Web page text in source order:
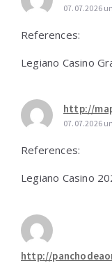
07.07.2026
References:
Legiano Casino
http://
07.07.2026
References:
Legiano Casino
http://